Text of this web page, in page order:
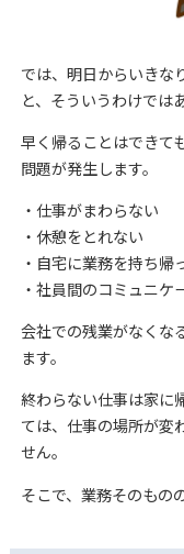
では、明日からいきな
と、そういうわけでは
早く帰ることはできて
問題が発生します。
・仕事がまわらない
・休憩をとれない
・自宅に業務を持ち帰
・社員間のコミュニケ
会社での残業がなくな
ます。
終わらない仕事は家に
ては、仕事の場所が変
せん。
そこで、業務そのもの